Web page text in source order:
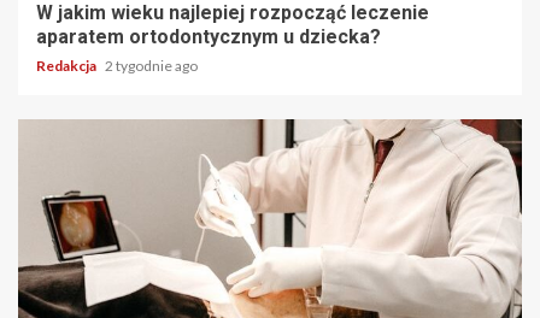
W jakim wieku najlepiej rozpocząć leczenie
aparatem ortodontycznym u dziecka?
Redakcja 2 tygodnie ago